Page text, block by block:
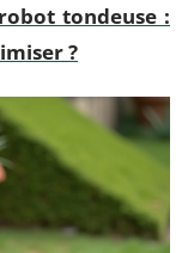
tondeuse :
?